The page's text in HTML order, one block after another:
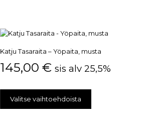
Katju Tasaraita – Yöpaita, musta
145,00 € sis alv 25,5%
Valitse vaihtoehdoista